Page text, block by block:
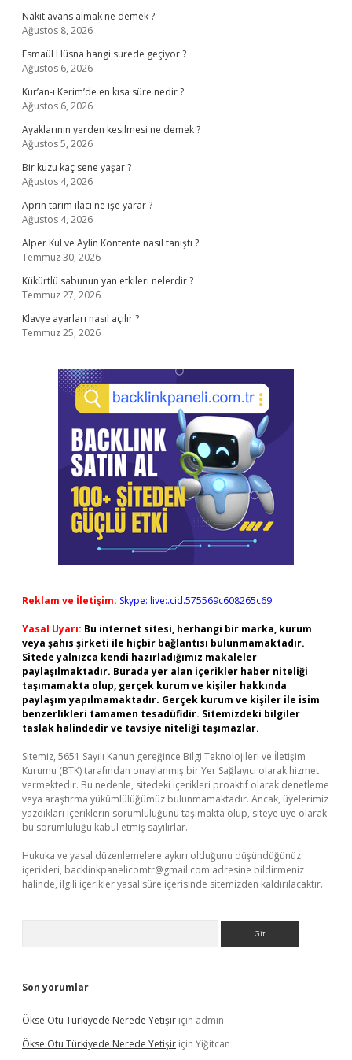
Nakit avans almak ne demek ?
Ağustos 8, 2026
Esmaül Hüsna hangi surede geçiyor ?
Ağustos 6, 2026
Kur’an-ı Kerim’de en kısa süre nedir ?
Ağustos 6, 2026
Ayaklarının yerden kesilmesi ne demek ?
Ağustos 5, 2026
Bir kuzu kaç sene yaşar ?
Ağustos 4, 2026
Aprin tarım ilacı ne işe yarar ?
Ağustos 4, 2026
Alper Kul ve Aylin Kontente nasıl tanıştı ?
Temmuz 30, 2026
Kükürtlü sabunun yan etkileri nelerdir ?
Temmuz 27, 2026
Klavye ayarları nasıl açılır ?
Temmuz 25, 2026
Reklam ve İletişim: Skype: live:.cid.575569c608265c69
Yasal Uyarı: Bu internet sitesi, herhangi bir marka, kurum
veya şahıs şirketi ile hiçbir bağlantısı bulunmamaktadır.
Sitede yalnızca kendi hazırladığımız makaleler
paylaşılmaktadır. Burada yer alan içerikler haber niteliği
taşımamakta olup, gerçek kurum ve kişiler hakkında
paylaşım yapılmamaktadır. Gerçek kurum ve kişiler ile isim
benzerlikleri tamamen tesadüfidir. Sitemizdeki bilgiler
taslak halindedir ve tavsiye niteliği taşımazlar.
Sitemiz, 5651 Sayılı Kanun gereğince Bilgi Teknolojileri ve İletişim
Kurumu (BTK) tarafından onaylanmış bir Yer Sağlayıcı olarak hizmet
vermektedir. Bu nedenle, sitedeki içerikleri proaktif olarak denetleme
veya araştırma yükümlülüğümüz bulunmamaktadır. Ancak, üyelerimiz
yazdıkları içeriklerin sorumluluğunu taşımakta olup, siteye üye olarak
bu sorumluluğu kabul etmiş sayılırlar.
Hukuka ve yasal düzenlemelere aykırı olduğunu düşündüğünüz
içerikleri, backlinkpanelicomtr@gmail.com adresine bildirmeniz
halinde, ilgili içerikler yasal süre içerisinde sitemizden kaldırılacaktır.
Son yorumlar
Ökse Otu Türkiyede Nerede Yetişir için admin
Ökse Otu Türkiyede Nerede Yetişir için Yiğitcan